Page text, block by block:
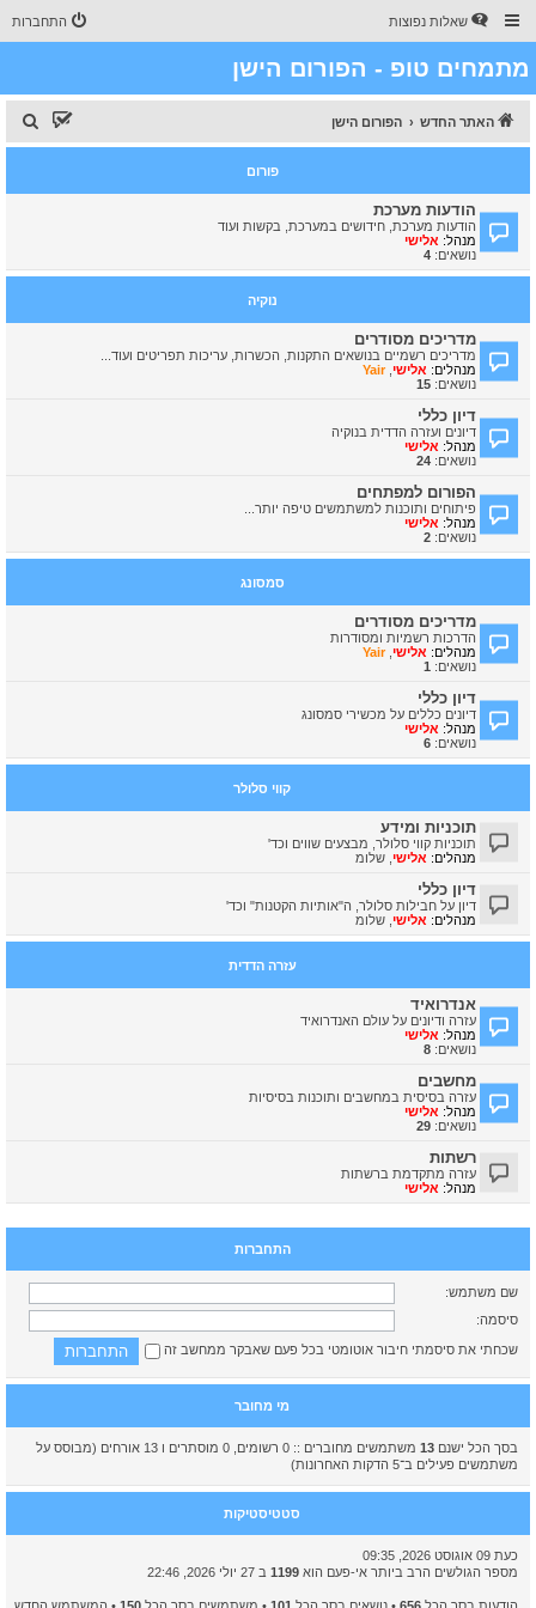
שאלות נפוצות התחברות
מתמחים טופ - הפורום הישן
האתר החדש הפורום הישן
י
פורום
הודעות מערכת
הודעות מערכת, חידושים במערכת, בקשות ועוד
מנהל: אלישי
נושאים: 4
נוקיה
מדריכים מסודרים
מדריכים רשמיים בנושאים התקנות, הכשרות, עריכות תפריטים ועוד...
מנהלים: אלישי ,
Yair
נושאים: 15
דיון כללי
דיונים ועזרה הדדית בנוקיה
מנהל: אלישי
נושאים: 24
הפורום למפתחים
פיתוחים ותוכנות למשתמשים טיפה יותר...
מנהל: אלישי
נושאים: 2
סמסונג
מדריכים מסודרים
הדרכות רשמיות ומסודרות
מנהלים: אלישי ,
Yair
נושאים: 1
דיון כללי
דיונים כללים על מכשירי סמסונג
מנהל: אלישי
נושאים: 6
קווי סלולר
תוכניות ומידע
תוכניות קווי סלולר, מבצעים שווים וכד'
מנהלים: אלישי שלומ
דיון כללי
דיון על חבילות סלולר, ה"אותיות הקטנות" וכד'
מנהלים: אלישי שלומ
עזרה הדדית
אנדרואיד
עזרה ודיונים על עולם האנדרואיד
מנהל: אלישי
נושאים: 8
מחשבים
עזרה בסיסית במחשבים ותוכנות בסיסיות
מנהל: אלישי
נושאים: 29
רשתות
עזרה מתקדמת ברשתות
מנהל: אלישי
התחברות
שם משתמש:
סיסמה:
שכחתי את סיסמתי חיבור אוטומטי בכל פעם שאבקר ממחשב זה
מי מחובר
בסך הכל ישנם 13
משתמשים מחוברים :: 0 רשומים, 0 מוסתרים ו 13 אורחים (מבוסס על
משתמשים פעילים ב־5 הדקות האחרונות)
סטטיסטיקות
כעת 09 אוגוסט 2026, 09:35
מספר הגולשים הרב ביותר אי-פעם הוא 1199 ב 27 יולי 2026, 22:46